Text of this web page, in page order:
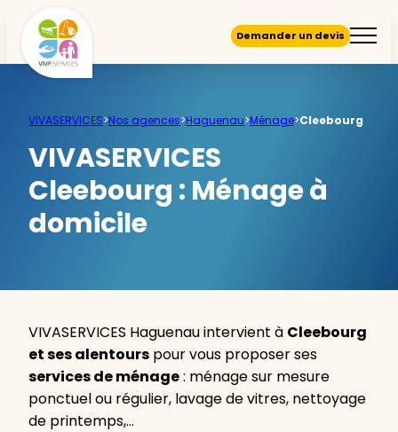
Demander un devis
VIVASERVICES>Nos agences>Haguenau>Ménage>Cleebourg
VIVASERVICES
Cleebourg : Ménage à
domicile
VIVASERVICES Haguenau intervient à Cleebourg
et ses alentours pour vous proposer ses
services de ménage: ménage sur mesure
ponctuel ou régulier, lavage de vitres, nettoyage
de printemps,…